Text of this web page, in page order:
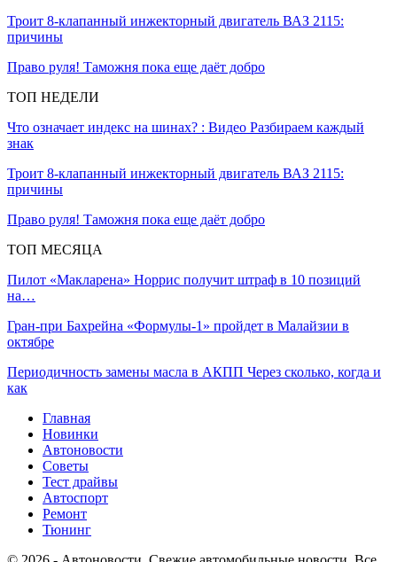
Троит 8-клапанный инжекторный двигатель ВАЗ 2115:
причины
Право руля! Таможня пока еще даёт добро
ТОП НЕДЕЛИ
Что означает индекс на шинах? : Видео Разбираем каждый
знак
Троит 8-клапанный инжекторный двигатель ВАЗ 2115:
причины
Право руля! Таможня пока еще даёт добро
ТОП МЕСЯЦА
Пилот «Макларена» Норрис получит штраф в 10 позиций
на…
Гран‑при Бахрейна «Формулы‑1» пройдет в Малайзии в
октябре
Периодичность замены масла в АКПП Через сколько, когда и
как
Главная
Новинки
Автоновости
Советы
Тест драйвы
Автоспорт
Ремонт
Тюнинг